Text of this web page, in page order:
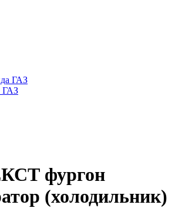
ГАЗ
фургон
(холодильник)